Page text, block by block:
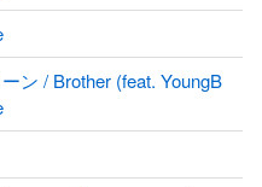
ン / Brother (feat. YoungB